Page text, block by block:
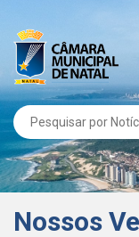
Nossos